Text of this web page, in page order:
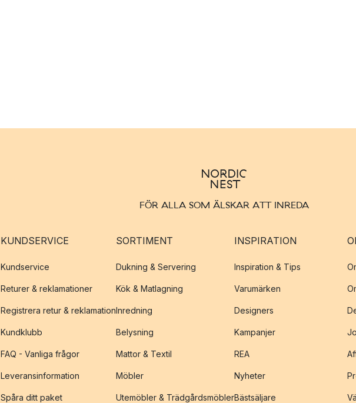
FÖR ALLA SOM ÄLSKAR ATT INREDA
KUNDSERVICE
Kundservice
Returer & reklamationer
Registrera retur & reklamation
Kundklubb
FAQ - Vanliga frågor
Leveransinformation
Spåra ditt paket
SORTIMENT
Dukning & Servering
Kök & Matlagning
Inredning
Belysning
Mattor & Textil
Möbler
Utemöbler & Trädgårdsmöbler
INSPIRATION
Inspiration & Tips
Varumärken
Designers
Kampanjer
REA
Nyheter
Bästsäljare